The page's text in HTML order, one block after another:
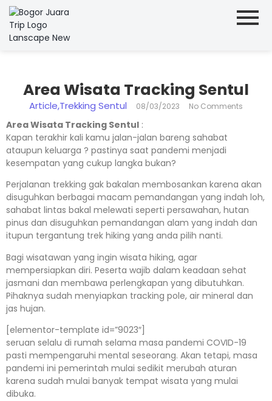
Area Wisata Tracking Sentul
Article,Trekking Sentul 08/03/2023 No Comments
Area Wisata Tracking Sentul :
Kapan terakhir kali kamu jalan-jalan bareng sahabat
ataupun keluarga ? pastinya saat pandemi menjadi
kesempatan yang cukup langka bukan?
Perjalanan trekking gak bakalan membosankan karena akan
disuguhkan berbagai macam pemandangan yang indah loh,
sahabat lintas bakal melewati seperti persawahan, hutan
pinus dan disuguhkan pemandangan alam yang indah dan
itupun tergantung trek hiking yang anda pilih nanti.
Bagi wisatawan yang ingin wisata hiking, agar
mempersiapkan diri. Peserta wajib dalam keadaan sehat
jasmani dan membawa perlengkapan yang dibutuhkan.
Pihaknya sudah menyiapkan tracking pole, air mineral dan
jas hujan.
[elementor-template id=”9023″]
seruan selalu di rumah selama masa pandemi COVID-19
pasti mempengaruhi mental seseorang. Akan tetapi, masa
pandemi ini pemerintah mulai sedikit merubah aturan
karena sudah mulai banyak tempat wisata yang mulai
dibuka.